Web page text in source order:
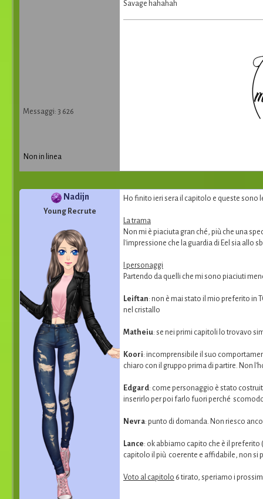
Messaggi: 3 626
Savage hahahah
Non in linea
Nadijn
Young Recrute
Ho finito ieri sera il capitolo e queste sono
La trama
Non mi è piaciuta gran ché, più che una
l'impressione che la guardia di Eel sia allo
I personaggi
Partendo da quelli che mi sono piaciuti
Leiftan: non è mai stato il mio preferito in
nel cristallo
Matheiu: se nei primi capitoli lo trovavo
Koori: incomprensibile il suo
chiaro con il gruppo prima di partire. Non
Edgard: come personaggio è stato
inserirlo per poi farlo fuori perché
Nevra: punto di domanda. Non riesco
Lance: ok abbiamo capito che è il
capitolo il più coerente e affidabile, non si
Voto al capitolo 6 tirato, speriamo i